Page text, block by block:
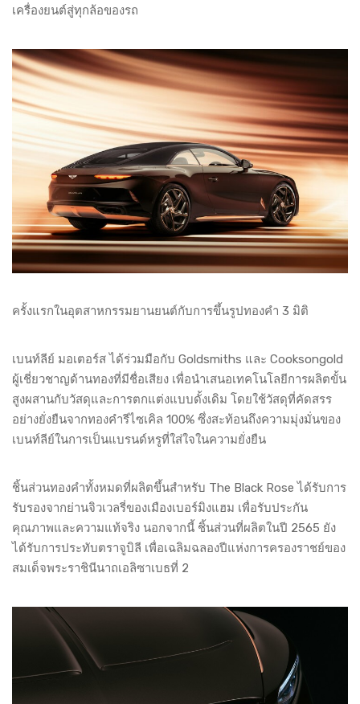
เครื่องยนต์สู่ทุกล้อของรถ
ครั้งแรกในอุตสาหกรรมยานยนต์กับการขึ้นรูปทองคำ 3 มิติ
เบนท์ลีย์ มอเตอร์ส ได้ร่วมมือกับ Goldsmiths และ Cooksongold
ผู้เชี่ยวชาญด้านทองที่มีชื่อเสียง เพื่อนำเสนอเทคโนโลยีการผลิตขั้น
สูงผสานกับวัสดุและการตกแต่งแบบดั้งเดิม โดยใช้วัสดุที่คัดสรร
อย่างยั่งยืนจากทองคำรีไซเคิล 100% ซึ่งสะท้อนถึงความมุ่งมั่นของ
เบนท์ลีย์ในการเป็นแบรนด์หรูที่ใส่ใจในความยั่งยืน
ชิ้นส่วนทองคำทั้งหมดที่ผลิตขึ้นสำหรับ The Black Rose ได้รับการ
รับรองจากย่านจิวเวลรี่ของเมืองเบอร์มิงแฮม เพื่อรับประกัน
คุณภาพและความแท้จริง นอกจากนี้ ชิ้นส่วนที่ผลิตในปี 2565 ยัง
ได้รับการประทับตราจูบิลี เพื่อเฉลิมฉลองปีแห่งการครองราชย์ของ
สมเด็จพระราชินีนาถเอลิซาเบธที่ 2